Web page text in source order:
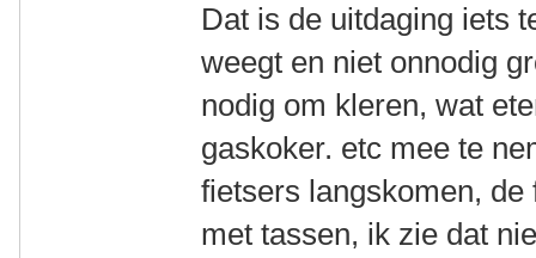
Dat is de uitdaging iets
weegt en niet onnodig
nodig om kleren, wat
gaskoker. etc mee te
fietsers langskomen,
met tassen, ik zie dat